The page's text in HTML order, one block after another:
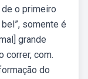
o primeiro
somente é
grande
correr, com.
do